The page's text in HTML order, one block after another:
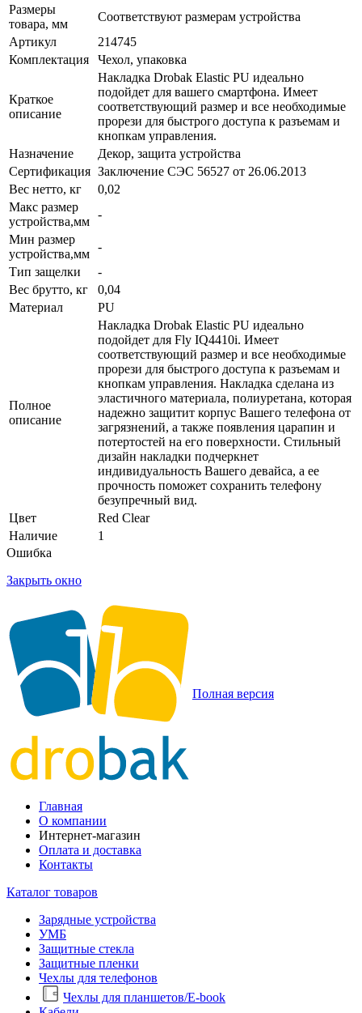
Размеры
товара, мм
Соответствуют размерам устройства
Артикул
214745
Комплектация
Чехол, упаковка
Краткое
описание
Накладка Drobak Elastic PU идеально
подойдет для вашего смартфона. Имеет
соответствующий размер и все необходимые
прорези для быстрого доступа к разъемам и
кнопкам управления.
Назначение
Декор, защита устройства
Сертификация Заключение СЭС 56527 от 26.06.2013
Вес нетто, кг
0,02
Макс размер
устройства,мм
-
Мин размер
устройства,мм
-
Тип защелки
-
Вес брутто, кг
0,04
Материал
PU
Полное
описание
Накладка Drobak Elastic PU идеально
подойдет для Fly IQ4410i. Имеет
соответствующий размер и все необходимые
прорези для быстрого доступа к разъемам и
кнопкам управления. Накладка сделана из
эластичного материала, полиуретана, которая
надежно защитит корпус Вашего телефона от
загрязнений, а также появления царапин и
потертостей на его поверхности. Стильный
дизайн накладки подчеркнет
индивидуальность Вашего девайса, а ее
прочность поможет сохранить телефону
безупречный вид.
Цвет
Red Clear
Наличие
1
Ошибка
Закрыть окно
Полная версия
Главная
О компании
Интернет-магазин
Оплата и доставка
Контакты
Каталог товаров
Зарядные устройства
УМБ
Защитные стекла
Защитные пленки
Чехлы для телефонов
Чехлы для планшетов/E-book